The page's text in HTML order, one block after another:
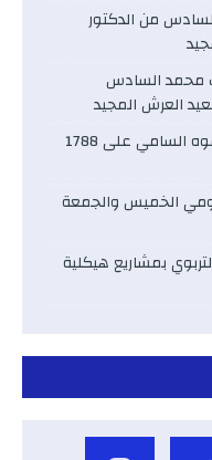
من الدكتور
محمد السادس
العرش المجيد
جلالة الملك محمد السادس يصدر عفوه السامي على 1788
الخميس والجمعة
بمشاريع هيكلية